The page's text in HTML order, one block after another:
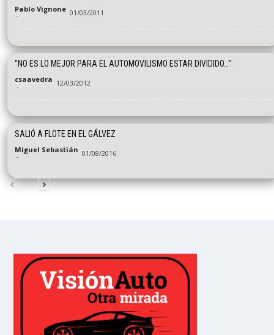
Pablo Vignone
- 01/03/2011
"NO ES LO MEJOR PARA EL AUTOMOVILISMO ESTAR DIVIDIDO…"
csaavedra
- 12/03/2012
SALIÓ A FLOTE EN EL GÁLVEZ
Miguel Sebastián
- 01/08/2016